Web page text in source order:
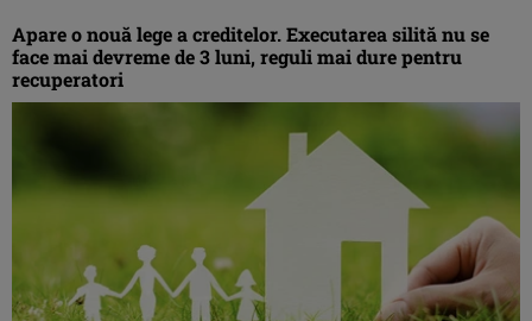
Apare o nouă lege a creditelor. Executarea silită nu se
face mai devreme de 3 luni, reguli mai dure pentru
recuperatori